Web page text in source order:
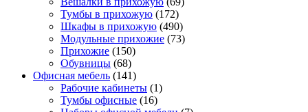
Тумбы в прихожую (172)
Шкафы в прихожую (490)
Модульные прихожие (73)
Прихожие (150)
Обувницы (68)
Офисная мебель (141)
Рабочие кабинеты (1)
Тумбы офисные (16)